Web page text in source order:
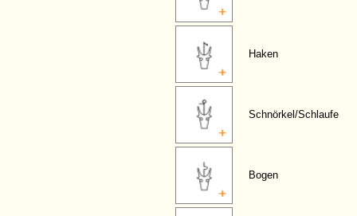
Haken
Schnörkel/Schlaufe
Bogen